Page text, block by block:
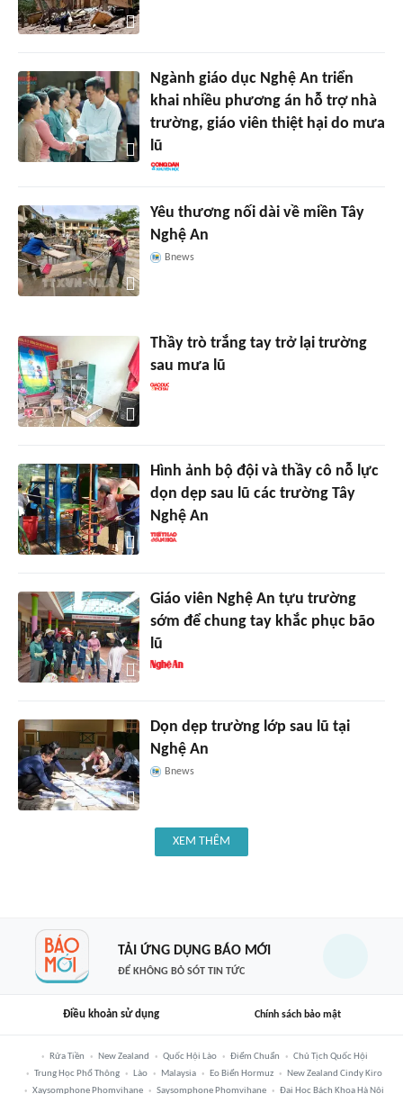
Ngành giáo dục Nghệ An triển
khai nhiều phương án hỗ trợ nhà
trường, giáo viên thiệt hại do mưa
lũ
Yêu thương nối dài về miền Tây
Nghệ An
Bnews
Thầy trò trắng tay trở lại trường
sau mưa lũ
Hình ảnh bộ đội và thầy cô nỗ lực
dọn dẹp sau lũ các trường Tây
Nghệ An
Giáo viên Nghệ An tựu trường
sớm để chung tay khắc phục bão
lũ
Dọn dẹp trường lớp sau lũ tại
Nghệ An
Bnews
XEM THÊM
TẢI ỨNG DỤNG BÁO MỚI
ĐỂ KHÔNG BỎ SÓT TIN TỨC
Điều khoản sử dụng Chính sách bảo mật
Rửa Tiền New Zealand Quốc Hội Lào Điểm Chuẩn
Chủ Tịch Quốc Hội
Trung Học Phổ Thông
Lào Malaysia Eo Biển Hormuz
New Zealand Cindy Kiro
Xaysomphone Phomvihane
Saysomphone Phomvihane Đại Học Bách Khoa Hà Nội